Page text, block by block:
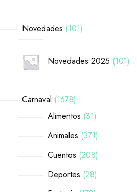
Novedades 101
Novedades 2025 101
Carnaval 1678
Alimentos 31
Animales 371
Cuentos 208
Deportes 28